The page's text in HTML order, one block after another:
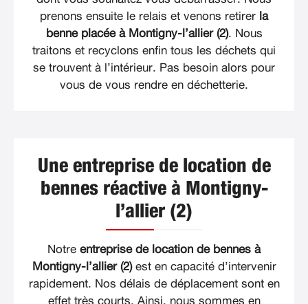
prenons ensuite le relais et venons retirer la
benne placée à Montigny-l’allier (2). Nous
traitons et recyclons enfin tous les déchets qui
se trouvent à l’intérieur. Pas besoin alors pour
vous de vous rendre en déchetterie.
Une entreprise de location de
bennes réactive à Montigny-
l’allier (2)
Notre entreprise de location de bennes à
Montigny-l’allier (2)est en capacité d’intervenir
rapidement. Nos délais de déplacement sont en
effet très courts. Ainsi, nous sommes en